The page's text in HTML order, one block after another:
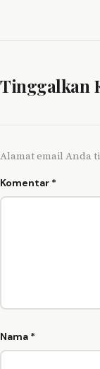
Tinggalkan
Alamat email Anda
Komentar *
Nama *